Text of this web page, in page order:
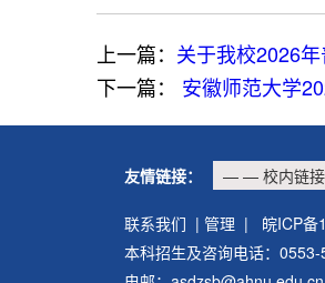
上一篇： 关于我校2026
下一篇：
安徽师范大学
友情链接：
联系我们 | 管理 | 皖ICP备
本科招生及咨询电话：